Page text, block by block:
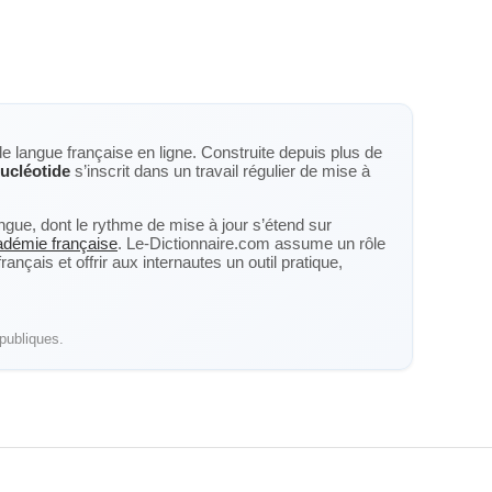
langue française en ligne. Construite depuis plus de
s’inscrit dans un travail régulier de mise à
dont le rythme de mise à jour s’étend sur
française. Le-Dictionnaire.com assume un rôle
et offrir aux internautes un outil pratique,